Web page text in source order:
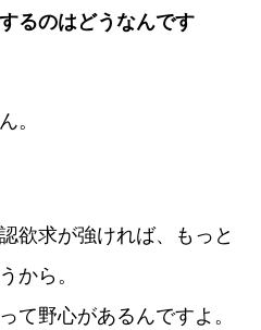
るのはどうなんです
。
欲求が強ければ、もっと
から。
て野心があるんですよ。